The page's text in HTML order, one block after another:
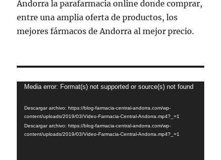
Reproductor
vídeo
Media error: Format(s) not supported or source(s) not found
Descargar archivo: https://blog-farmacia-central-andorra.com/wp-
content/uploads/2019/03/Video-Farmacia-Central-Andorra.mp4?_=1
Descargar archivo: https://blog-farmacia-central-andorra.com/wp-
content/uploads/2019/03/Video-Farmacia-Central-Andorra.mp4?_=1